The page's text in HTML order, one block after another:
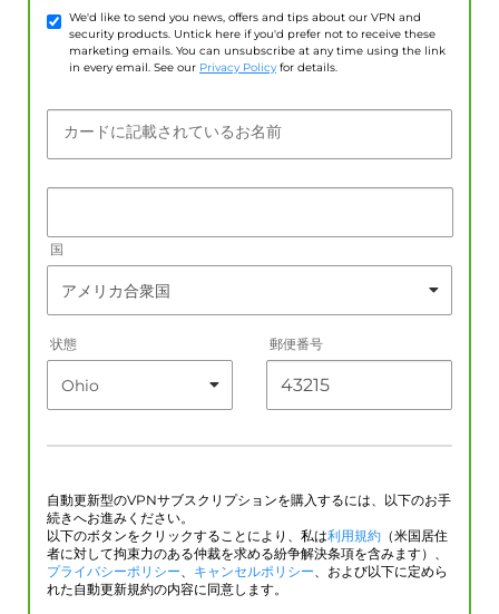
We'd like to send you news, offers and tips about our VPN and
security products. Untick here if you'd prefer not to receive these
marketing emails. You can unsubscribe at any time using the link
in every email. See our Privacy Policy for details.
カードに記載されているお名前
国
状態 郵便番号
自動更新型のVPNサブスクリプションを購入するには、以下のお手
続きへお進みください。
以下のボタンをクリックすることにより、私は利用規約 （米国居住
者に対して拘束力のある仲裁を求める紛争解決条項を含みます）、
プライバシーポリシー、 キャンセルポリシー、および以下に定めら
れた自動更新規約の内容に同意します。